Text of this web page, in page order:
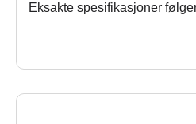
Eksakte spesifikasjoner